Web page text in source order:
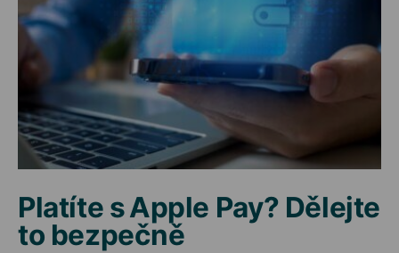
Platíte s Apple Pay? Dělejte
to bezpečně